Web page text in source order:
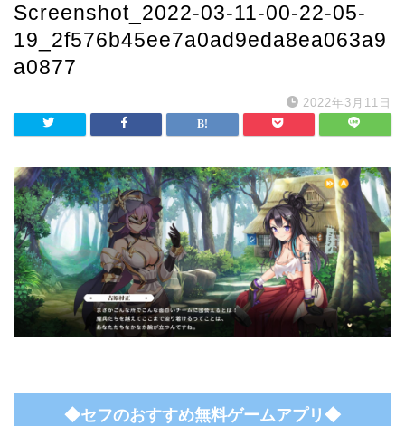
Screenshot_2022-03-11-00-22-05-
19_2f576b45ee7a0ad9eda8ea063a9
a0877
2022年3月11日
◆セフのおすすめ無料ゲームアプリ◆